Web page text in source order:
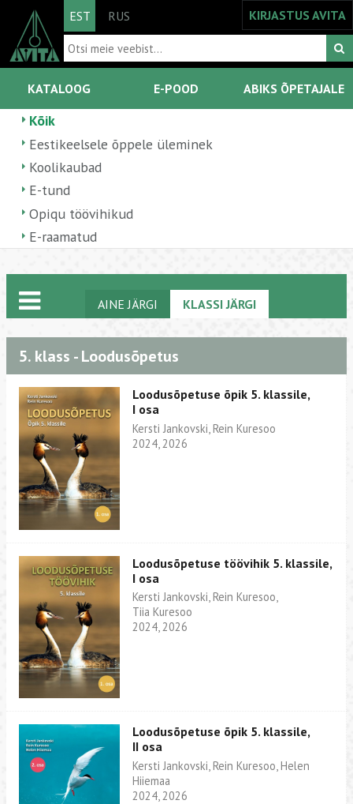
EST RUS KIRJASTUS AVITA
KATALOOG E-POOD ABIKS ÕPETAJALE
Kõik
Eestikeelsele õppele üleminek
Koolikaubad
E-tund
Opiqu töövihikud
E-raamatud
AINE JÄRGI KLASSI JÄRGI
5. klass - Loodusõpetus
Loodusõpetuse õpik 5. klassile,
I osa
Kersti Jankovski, Rein Kuresoo
2024, 2026
Loodusõpetuse töövihik 5. klassile,
I osa
Kersti Jankovski, Rein Kuresoo,
Tiia Kuresoo
2024, 2026
Loodusõpetuse õpik 5. klassile,
II osa
Kersti Jankovski, Rein Kuresoo, Helen
Hiiemaa
2024, 2026